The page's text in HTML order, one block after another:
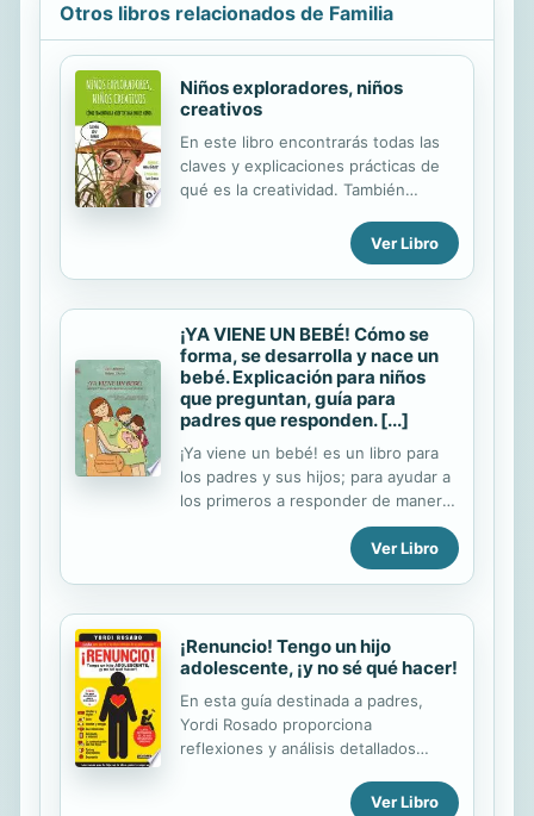
Otros libros relacionados de Familia
Niños exploradores, niños
creativos
En este libro encontrarás todas las
claves y explicaciones prácticas de
qué es la creatividad. También
más comunes que acaban frenando
el potencial creativo de los más
pequeños y las características de los
niños creativos, cómo son, cómo se
comportan y qué características los
definen. Los niños exploradores no
son más inteligentes ni tienen más
recursos que otros niños, pero sí
poseen un "kit" de habilidades
especiales que les convierten en
exploradores, y por tanto en seres
creativos.
Ver Libro
¡YA VIENE UN BEBÉ! Cómo se
forma, se desarrolla y nace un
bebé. Explicación para niños
que preguntan, guía para
padres que responden. [...]
¡Ya viene un bebé! es un libro para
los padres y sus hijos; para ayudar a
los primeros a responder de manera
natural a esas difíciles preguntas que
hacen los niños pequeños sobre el
origen de los bebés, y para saciar la
entretenerlos. Por ello está
concebido como un cuento y, en
éste, los personajes principales son
un padre, una madre, su hijo y su
hija; es así un relato dentro de un
cuento en el que los niños pueden
sentirse identificados. Éste es un
libro actualizado y atractivo para los
niños de esta época, que explica de
Ver Libro
¡Renuncio! Tengo un hijo
adolescente, ¡y no sé qué hacer!
En esta guía destinada a padres,
Yordi Rosado proporciona
reflexiones y análisis detallados
adolescencia. Llega un nuevo éxito
Ver Libro